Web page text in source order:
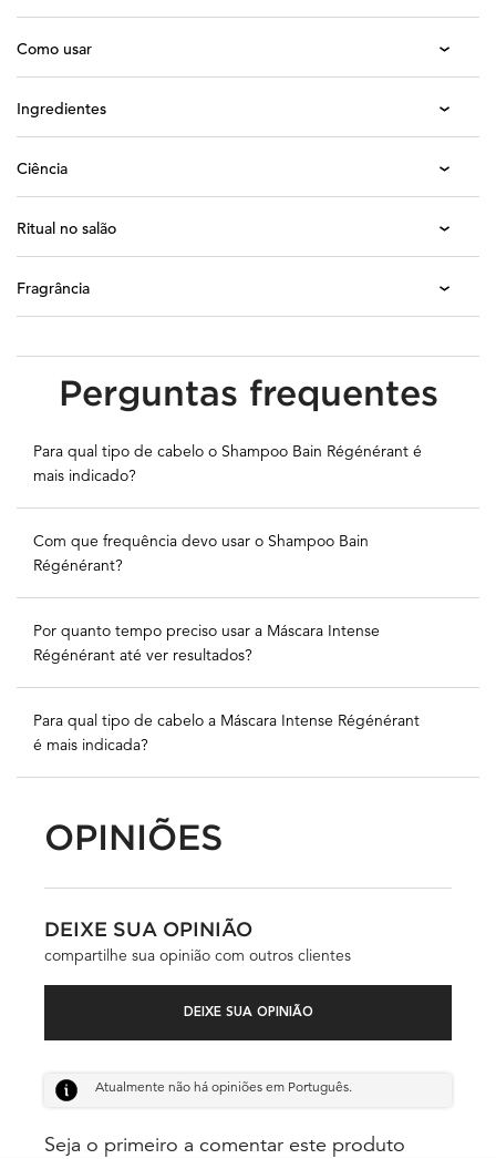
Como usar
Ingredientes
Ciência
Ritual no salão
Fragrância
Perguntas frequentes
Para qual tipo de cabelo o Shampoo Bain Régénérant é
mais indicado?
Com que frequência devo usar o Shampoo Bain
Régénérant?
Por quanto tempo preciso usar a Máscara Intense
Régénérant até ver resultados?
Para qual tipo de cabelo a Máscara Intense Régénérant
é mais indicada?
Seção PDP Ritual
PDP Avaliações
OPINIÕES
DEIXE SUA OPINIÃO
compartilhe sua opinião com outros clientes
DEIXE SUA OPINIÃO
Atualmente não há opiniões em Português.
Seja o primeiro a comentar este produto